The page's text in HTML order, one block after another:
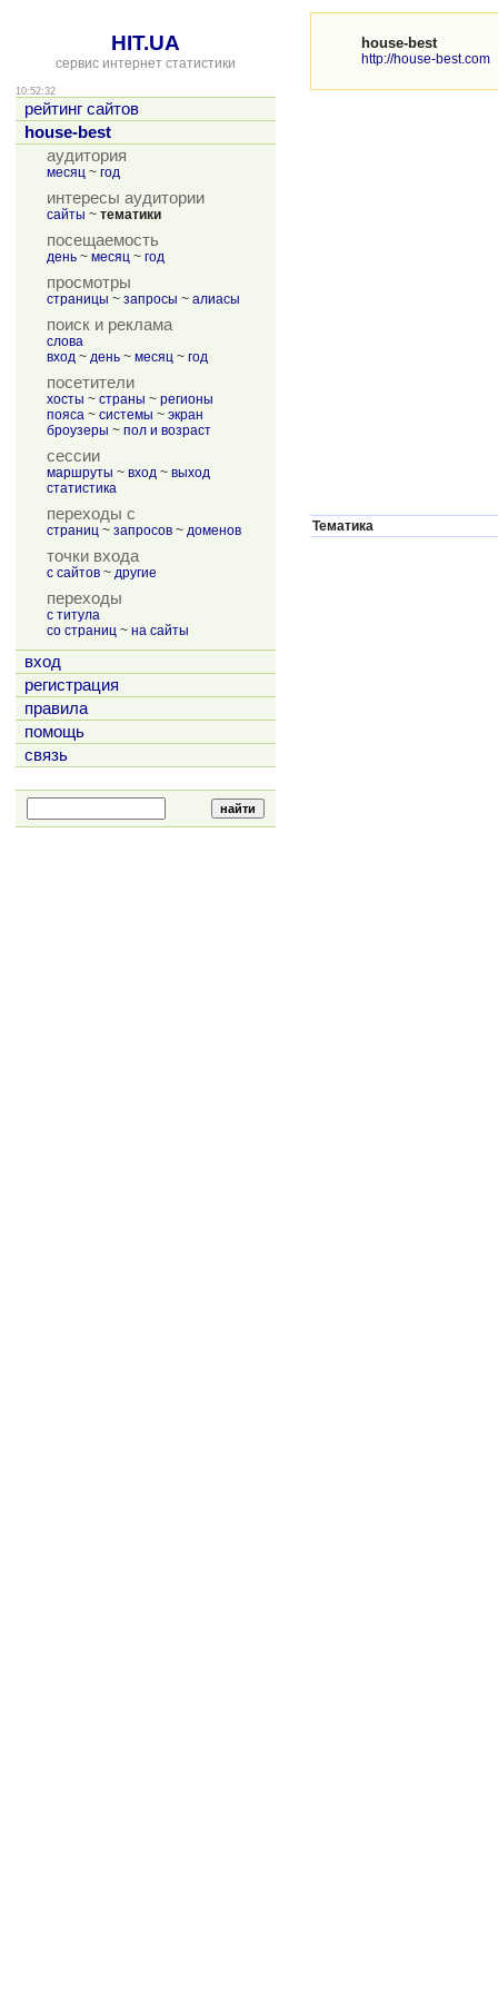
HIT.UA
сервис интернет статистики
10:52:32
рейтинг сайтов
house-best
аудитория
месяц ~ год
интересы аудитории
сайты ~ тематики
посещаемость
день ~ месяц ~ год
просмотры
страницы ~ запросы ~ алиасы
поиск и реклама
слова
вход ~ день ~ месяц ~ год
посетители
хосты ~ страны ~ регионы
пояса ~ системы ~ экран
броузеры ~ пол и возраст
сессии
маршруты ~ вход ~ выход
статистика
переходы с
страниц ~ запросов ~ доменов
точки входа
с сайтов ~ другие
переходы
с титула
со страниц ~ на сайты
вход
регистрация
правила
помощь
связь
house-best
http://house-best.com
Тематика